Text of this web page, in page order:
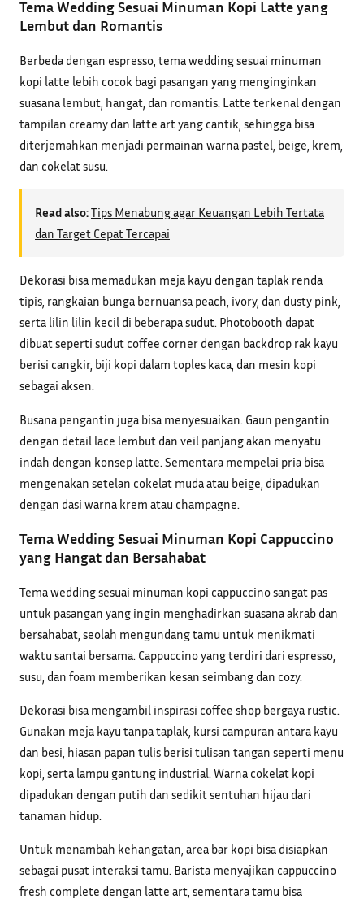
Tema Wedding Sesuai Minuman Kopi Latte yang
Lembut dan Romantis
Berbeda dengan espresso, tema wedding sesuai minuman
kopi latte lebih cocok bagi pasangan yang menginginkan
suasana lembut, hangat, dan romantis. Latte terkenal dengan
tampilan creamy dan latte art yang cantik, sehingga bisa
diterjemahkan menjadi permainan warna pastel, beige, krem,
dan cokelat susu.
Read also:Tips Menabung agar Keuangan Lebih Tertata
dan Target Cepat Tercapai
Dekorasi bisa memadukan meja kayu dengan taplak renda
tipis, rangkaian bunga bernuansa peach, ivory, dan dusty pink,
serta lilin lilin kecil di beberapa sudut. Photobooth dapat
dibuat seperti sudut coffee corner dengan backdrop rak kayu
berisi cangkir, biji kopi dalam toples kaca, dan mesin kopi
sebagai aksen.
Busana pengantin juga bisa menyesuaikan. Gaun pengantin
dengan detail lace lembut dan veil panjang akan menyatu
indah dengan konsep latte. Sementara mempelai pria bisa
mengenakan setelan cokelat muda atau beige, dipadukan
dengan dasi warna krem atau champagne.
Tema Wedding Sesuai Minuman Kopi Cappuccino
yang Hangat dan Bersahabat
Tema wedding sesuai minuman kopi cappuccino sangat pas
untuk pasangan yang ingin menghadirkan suasana akrab dan
bersahabat, seolah mengundang tamu untuk menikmati
waktu santai bersama. Cappuccino yang terdiri dari espresso,
susu, dan foam memberikan kesan seimbang dan cozy.
Dekorasi bisa mengambil inspirasi coffee shop bergaya rustic.
Gunakan meja kayu tanpa taplak, kursi campuran antara kayu
dan besi, hiasan papan tulis berisi tulisan tangan seperti menu
kopi, serta lampu gantung industrial. Warna cokelat kopi
dipadukan dengan putih dan sedikit sentuhan hijau dari
tanaman hidup.
Untuk menambah kehangatan, area bar kopi bisa disiapkan
sebagai pusat interaksi tamu. Barista menyajikan cappuccino
fresh complete dengan latte art, sementara tamu bisa